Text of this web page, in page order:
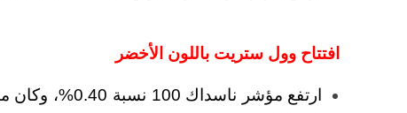
افتتاح وول ستريت باللون الأخضر
ارتفع مؤشر